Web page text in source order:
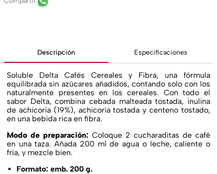
Descripción Especificaciones
Soluble Delta Cafés Cereales y Fibra, una fórmula
equilibrada sin azúcares añadidos, contando solo con los
naturalmente presentes en los cereales. Con todo el
sabor Delta, combina cebada malteada tostada, inulina
de achicoria (19%), achicoria tostada y centeno tostado,
en una bebida rica en fibra.
Modo de preparación: Coloque 2 cucharaditas de café
en una taza. Añada 200 ml de agua o leche, caliente o
fría, y mezcle bien.
Formato: emb. 200 g.